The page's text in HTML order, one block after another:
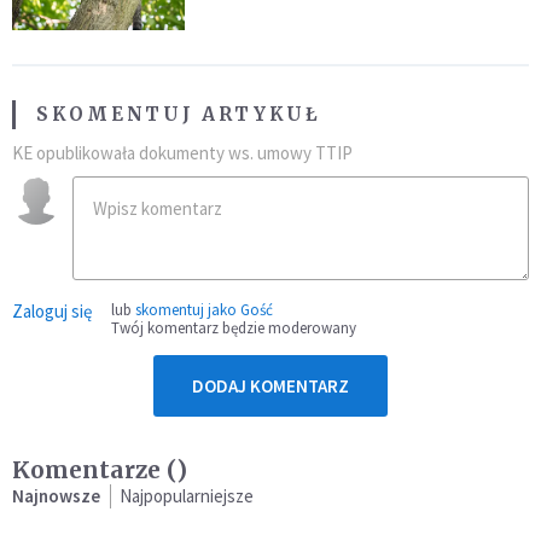
SKOMENTUJ ARTYKUŁ
KE opublikowała dokumenty ws. umowy TTIP
Zaloguj się lub skomentuj jako Gość
Twój komentarz będzie moderowany
DODAJ KOMENTARZ
Komentarze ()
Najnowsze Najpopularniejsze